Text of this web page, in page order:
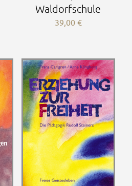
Waldorfschule
39,00 €